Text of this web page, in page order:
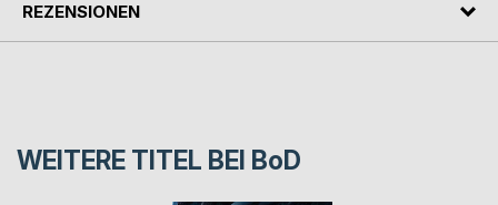
REZENSIONEN
WEITERE TITEL BEI BoD